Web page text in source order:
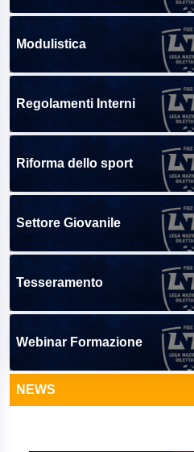
Modulistica
Regolamenti Interni
Riforma dello sport
Settore Giovanile
Tesseramento
Webinar Formazione
NEWS